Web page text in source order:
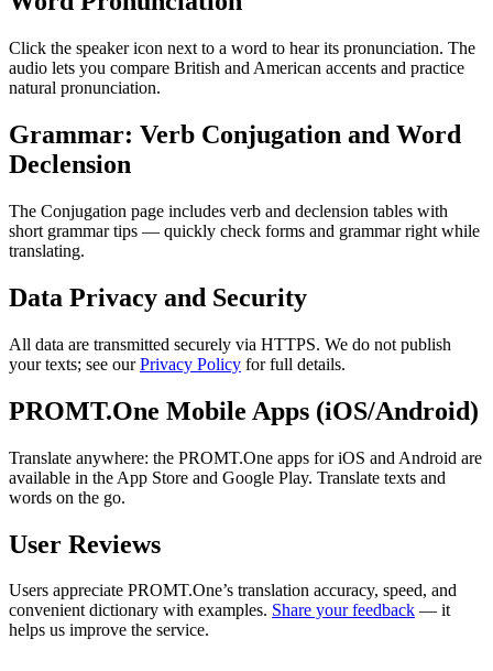
Click the speaker icon next to a word to hear its pronunciation. The
audio lets you compare British and American accents and practice
natural pronunciation.
Grammar: Verb Conjugation and Word
Declension
The Conjugation page includes verb and declension tables with
short grammar tips — quickly check forms and grammar right while
translating.
Data Privacy and Security
All data are transmitted securely via HTTPS. We do not publish
your texts; see ourPrivacy Policy for full details.
PROMT.One Mobile Apps (iOS/Android)
Translate anywhere: the PROMT.One apps for iOS and Android are
available in the App Store and Google Play. Translate texts and
words on the go.
User Reviews
Users appreciate PROMT.One’s translation accuracy, speed, and
convenient dictionary with examples. Share your feedback — it
helps us improve the service.